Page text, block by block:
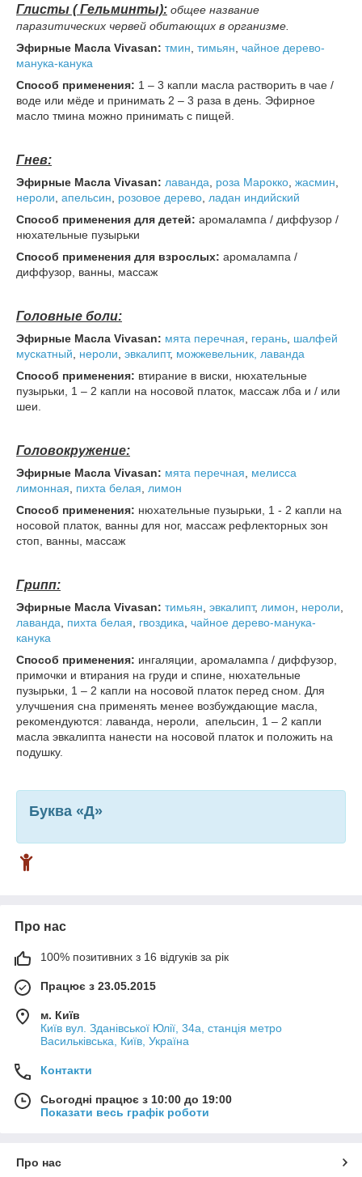
Глисты ( Гельминты): общее название
паразитических червей обитающих в организме.
Эфирные Масла Vivasan: тмин тимьян чайное дерево-
манука-канука
Способ применения: 1 – 3 капли масла растворить в чае /
воде или мёде и принимать 2 – 3 раза в день. Эфирное
масло тмина можно принимать с пищей.
Гнев:
Эфирные Масла Vivasan: лаванда роза Марокко жасмин
нероли апельсин розовое дерево ладан индийский
Способ применения для детей: аромалампа / диффузор /
нюхательные пузырьки
Способ применения для взрослых: аромалампа /
диффузор, ванны, массаж
Головные боли:
Эфирные Масла Vivasan: мята перечная герань шалфей
мускатный
нероли эвкалипт, можжевельник, лаванда
Способ применения: втирание в виски, нюхательные
пузырьки, 1 – 2 капли на носовой платок, массаж лба и / или
шеи.
Головокружение:
Эфирные Масла Vivasan: мята перечная
мелисса
лимонная
пихта белая
лимон
Способ применения: нюхательные пузырьки, 1 - 2 капли на
носовой платок, ванны для ног, массаж рефлекторных зон
стоп, ванны, массаж
Грипп:
Эфирные Масла Vivasan: тимьян эвкалипт, лимон нероли
лаванда
пихта белая гвоздика чайное дерево-манука-
канука
Способ применения: ингаляции, аромалампа / диффузор,
примочки и втирания на груди и спине, нюхательные
пузырьки, 1 – 2 капли на носовой платок перед сном. Для
улучшения сна применять менее возбуждающие масла,
рекомендуются: лаванда, нероли, апельсин, 1 – 2 капли
масла эвкалипта нанести на носовой платок и положить на
подушку.
Буква «Д»
Про нас
100% позитивних з 16 відгуків за рік
Працює з 23.05.2015
м. Київ
Київ вул. Зданівської Юлії, 34а, станція метро
Васильківська, Київ, Україна
Контакти
Сьогодні працює з 10:00 до 19:00
Показати весь графік роботи
Про нас